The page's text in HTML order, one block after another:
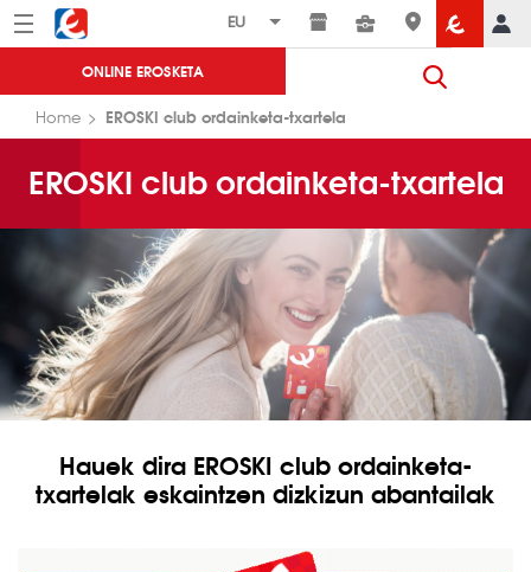
Menú Eroski
ONLINE EROSKETA
Home EROSKI club ordainketa-txartela
EROSKI club ordainketa-txartela
Hauek dira EROSKI club ordainketa-
txartelak eskaintzen dizkizun abantailak